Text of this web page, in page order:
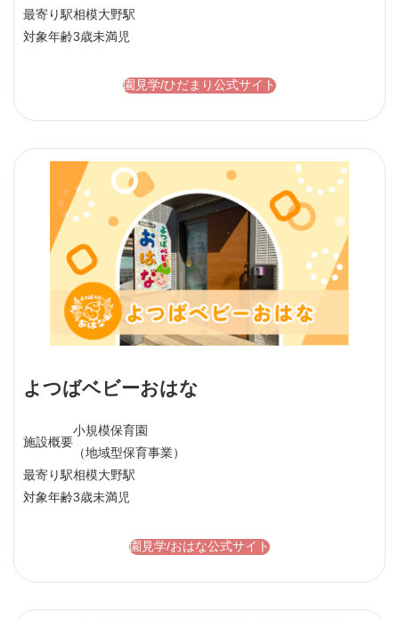
最寄り駅相模大野駅
対象年齢3歳未満児
園見学/ひだまり公式サイト
よつばベビーおはな
施設概要
小規模保育園
（地域型保育事業）
最寄り駅相模大野駅
対象年齢3歳未満児
園見学/おはな公式サイト